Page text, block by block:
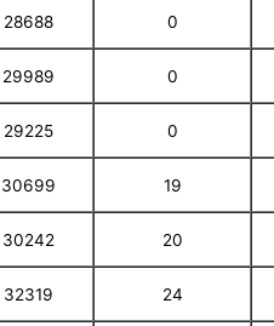
28688 0
29989 0
29225 0
30699 19
30242 20
32319 24